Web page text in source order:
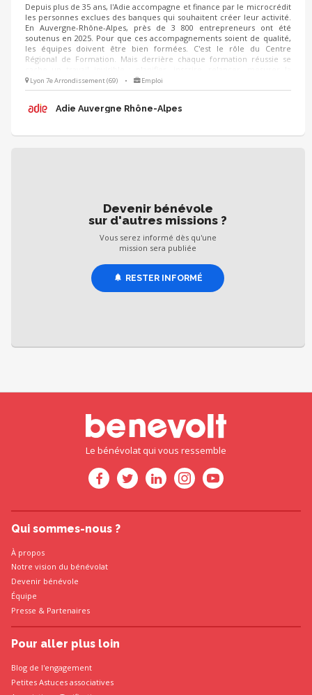
Depuis plus de 35 ans, l'Adie accompagne et finance par le microcrédit
les personnes exclues des banques qui souhaitent créer leur activité.
En Auvergne-Rhône-Alpes, près de 3 800 entrepreneurs ont été
soutenus en 2025. Pour que ces accompagnements soient de qualité,
les équipes doivent être bien formées. C'est le rôle du Centre
Régional de Formation. Mais derrière chaque formation réussie se
satisfaction. En épaulant la responsable RH sur ce suivi, vous lui libérez
du temps pour l'essentiel et contribuez, à votre échelle, à l'impact de
etc.
Lyon 7e Arrondissement (69) • Emploi
Adie Auvergne Rhône-Alpes
Devenir bénévole
sur d'autres missions ?
Vous serez informé dès qu'une
mission sera publiée
RESTER INFORMÉ
Le bénévolat qui vous ressemble
Qui sommes-nous ?
À propos
Notre vision du bénévolat
Devenir bénévole
Équipe
Presse & Partenaires
Pour aller plus loin
Blog de l'engagement
Petites Astuces associatives